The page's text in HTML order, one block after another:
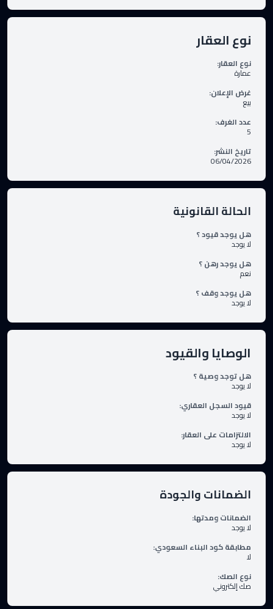
نوع العقار
نوع العقار:
عمارة
غرض الإعلان:
بيع
عدد الغرف:
5
تاريخ النشر:
06/04/2026
الحالة القانونية
هل يوجد قيود ؟
لا يوجد
هل يوجد رهن ؟
نعم
هل يوجد وقف ؟
لا يوجد
الوصايا والقيود
هل توجد وصية ؟
لا يوجد
قيود السجل العقاري:
لا يوجد
الالتزامات على العقار:
لا يوجد
الضمانات والجودة
الضمانات ومدتها:
لا يوجد
مطابقة كود البناء السعودي:
لا
نوع الصك:
صك إلكتروني